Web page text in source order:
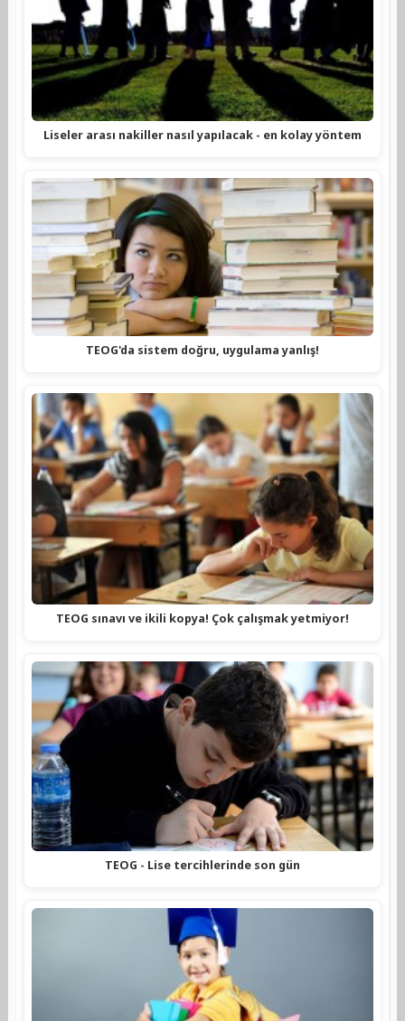
Liseler arası nakiller nasıl yapılacak - en kolay yöntem
TEOG'da sistem doğru, uygulama yanlış!
TEOG sınavı ve ikili kopya! Çok çalışmak yetmiyor!
TEOG - Lise tercihlerinde son gün